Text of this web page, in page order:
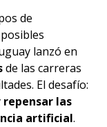
de
lanzó en
de las carreras
El desafío:
repensar las
artificial.